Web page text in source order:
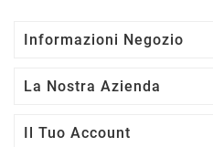
Informazioni Negozio
La Nostra Azienda
Il Tuo Account